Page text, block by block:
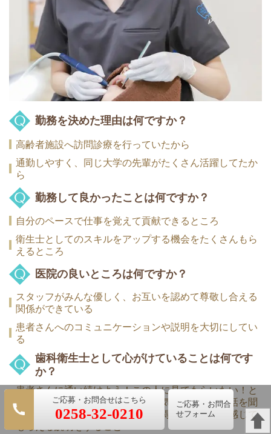
0258-32-0210
ご応募・お問合
せフォーム
勤務を決めた理由は何ですか？
高齢者施設へ訪問診療を行っていたから
通勤しやすく、同じ大学の先輩がたくさん活躍してたか
ら
勤務して良かったことは何ですか？
自分のペースで仕事を覚えて貢献できるところ
衛生士としてのスキルをアップする機会をたくさんもら
えるところ
医院の良いところは何ですか？
スタッフがみんな優しく、お互いを認めて尊敬し合える
関係ができている
患者さんへのコミュニケーションや説明を大切にしてい
る
歯科衛生士として心がけていることは何です
か？
患者さんに通い続けよう！この人に見てもらいたい！と
思ってもらえるような対応と雰囲気づくり、私の話を聞
いて「とてもわかりやすい」「納得しました」と感じて